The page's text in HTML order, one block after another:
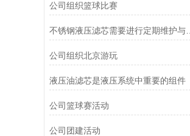
公司组织篮球比赛
不锈钢液压滤芯需要进行定期维护与清洁
公司组织北京游玩
液压油滤芯是液压系统中重要的组件
公司篮球赛活动
公司团建活动